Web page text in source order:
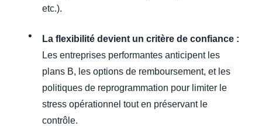
etc.).
La flexibilité devient un critère de confiance :
Les entreprises performantes anticipent les
plans B, les options de remboursement, et les
politiques de reprogrammation pour limiter le
stress opérationnel tout en préservant le
contrôle.